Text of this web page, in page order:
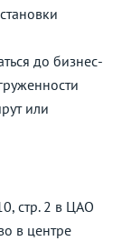
до бизнес-
или
стр. 2 в ЦАО
в центре